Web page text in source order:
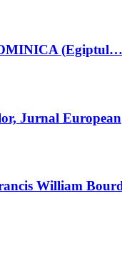
Jurnal European
William